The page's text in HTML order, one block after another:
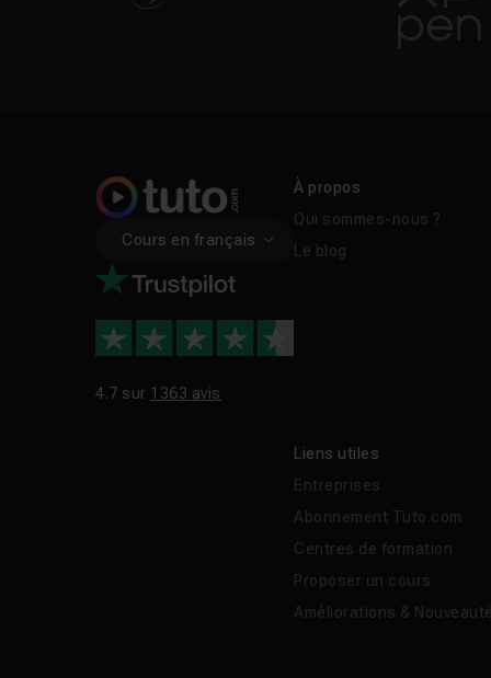
Cours en français
4.7 sur 1363 avis
À propos
Qui sommes-nous ?
Le blog
Liens utiles
Entreprises
Abonnement Tuto.com
Centres de formation
Proposer un cours
Améliorations &